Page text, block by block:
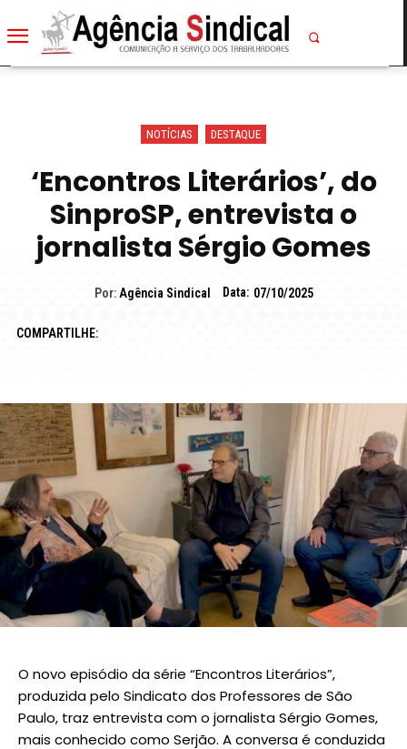
NOTÍCIAS DESTAQUE
‘Encontros Literários’, do
SinproSP, entrevista o
jornalista Sérgio Gomes
Por: Agência Sindical Data: 07/10/2025
COMPARTILHE:
O novo episódio da série “Encontros Literários”,
produzida pelo Sindicato dos Professores de São
Paulo, traz entrevista com o jornalista Sérgio Gomes,
mais conhecido como Serjão. A conversa é conduzida